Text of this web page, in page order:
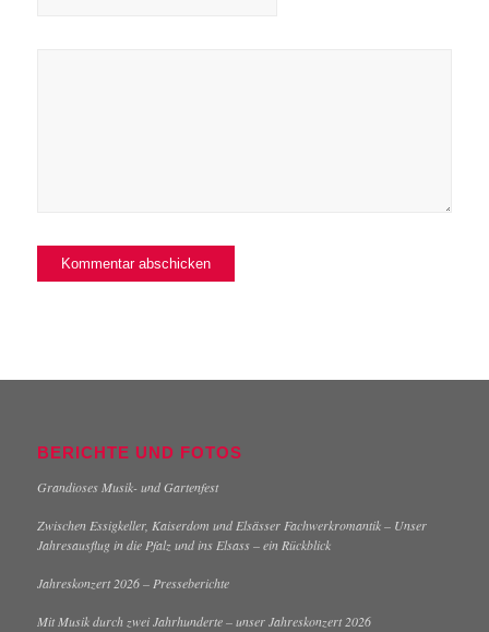
BERICHTE UND FOTOS
Grandioses Musik- und Gartenfest
Zwischen Essigkeller, Kaiserdom und Elsässer Fachwerkromantik – Unser
Jahresausflug in die Pfalz und ins Elsass – ein Rückblick
Jahreskonzert 2026 – Presseberichte
Mit Musik durch zwei Jahrhunderte – unser Jahreskonzert 2026